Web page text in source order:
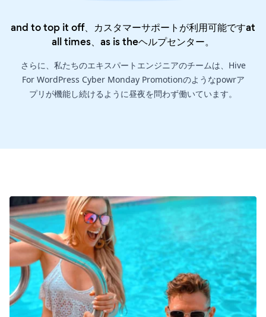
and to top it off、カスタマーサポートが利用可能ですat
all times、as is theヘルプセンター。
さらに、私たちのエキスパートエンジニアのチームは、Hive
For WordPress Cyber Monday Promotionのようなpowrア
プリが機能し続けるように昼夜を問わず働いています。